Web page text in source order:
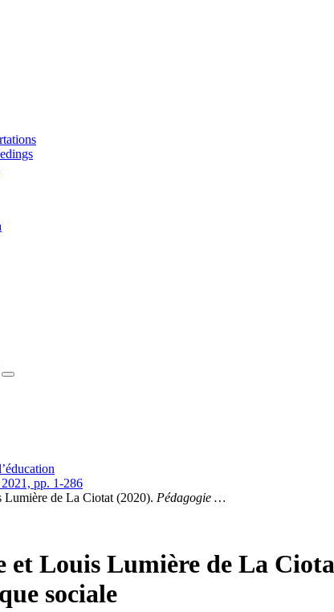
pp. 1-286
Lumière de La Ciotat (2020). Pédagogie …
et Louis Lumière de La
sociale